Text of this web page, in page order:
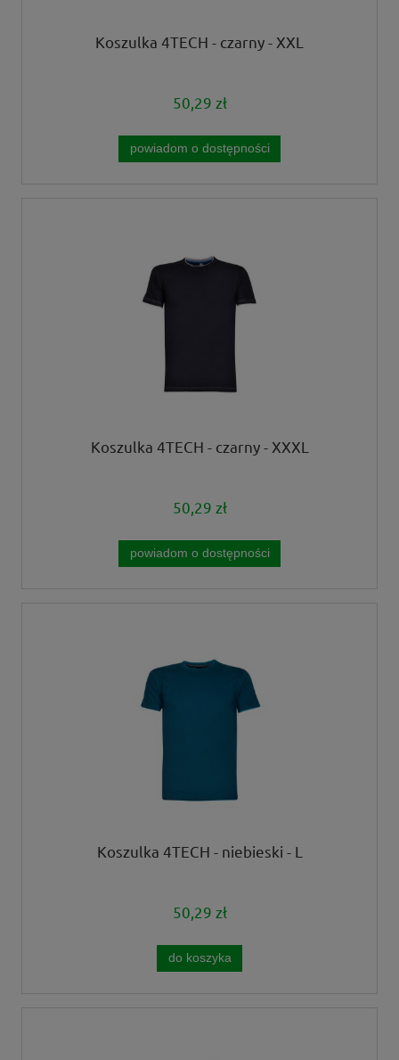
Koszulka 4TECH - czarny - XXL
50,29 zł
powiadom o dostępności
Koszulka 4TECH - czarny - XXXL
50,29 zł
powiadom o dostępności
Koszulka 4TECH - niebieski - L
50,29 zł
do koszyka